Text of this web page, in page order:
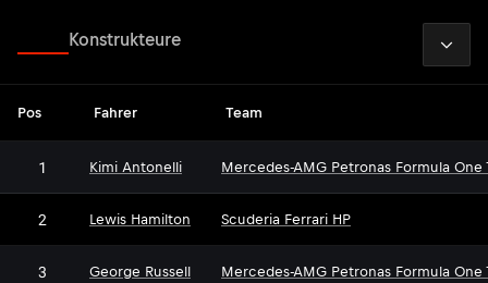
Konstrukteure
Pos Fahrer Team
1 Kimi Antonelli Mercedes-AMG Petronas Formula One
2 Lewis Hamilton Scuderia Ferrari HP
3 George Russell Mercedes-AMG Petronas Formula One